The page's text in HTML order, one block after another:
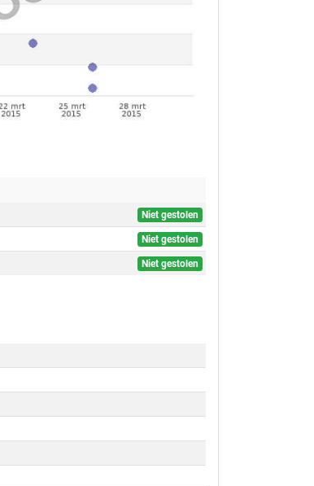
Niet gestolen
Niet gestolen
Niet gestolen